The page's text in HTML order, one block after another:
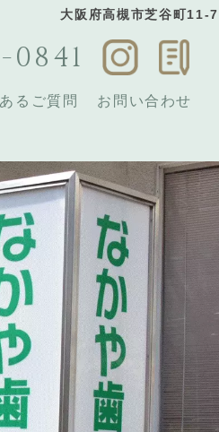
大阪府高槻市芝谷町11-7
0841
るご質問 お問い合わせ